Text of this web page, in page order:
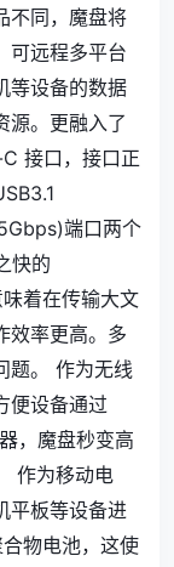
不同，魔盘将
可远程多平台
等设备的数据
源。更融入了
接口，接口正
端口两个
快的
着在传输大文
效率更高。多
题。 作为无线
便设备通过
，魔盘秒变高
作为移动电
平板等设备进
物电池，这使